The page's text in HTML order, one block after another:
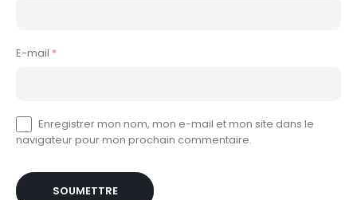
E-mail *
Enregistrer mon nom, mon e-mail et mon site dans le
navigateur pour mon prochain commentaire.